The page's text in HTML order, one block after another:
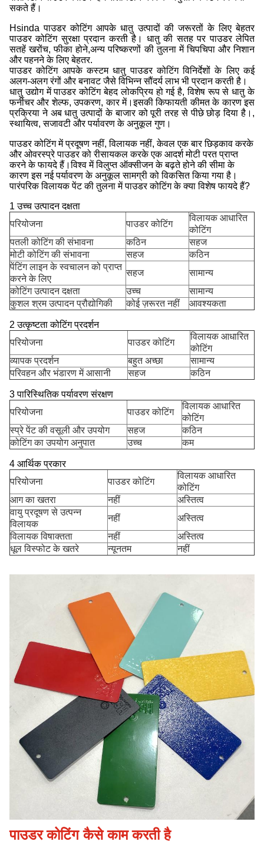
सकते हैं।
Hsinda पाउडर कोटिंग आपके धातु उत्पादों की जरूरतों के लिए बेहतर
पाउडर कोटिंग सुरक्षा प्रदान करती है। धातु की सतह पर पाउडर लेपित
सतहें खरोंच, फीका होने,अन्य परिष्करणों की तुलना में चिपचिपा और निशान
और पहनने के लिए बेहतर.
पाउडर कोटिंग आपके कस्टम धातु पाउडर कोटिंग विनिर्देशों के लिए कई
अलग-अलग रंगों और बनावट जैसे विभिन्न सौंदर्य लाभ भी प्रदान करती है।
धातु उद्योग में पाउडर कोटिंग बेहद लोकप्रिय हो गई है, विशेष रूप से धातु के
फर्नीचर और शेल्फ, उपकरण, कार में।इसकी किफायती कीमत के कारण इस
प्रक्रिया ने अब धातु उत्पादों के बाजार को पूरी तरह से पीछे छोड़ दिया है।,
स्थायित्व, सजावटी और पर्यावरण के अनुकूल गुण।
पाउडर कोटिंग में प्रदूषण नहीं, विलायक नहीं, केवल एक बार छिड़काव करके
और ओवरस्प्रे पाउडर को रीसायकल करके एक आदर्श मोटी परत प्राप्त
करने के फायदे हैं।विश्व में विलुप्त ऑक्सीजन के बढ़ते होने की सीमा के
कारण इस नई पर्यावरण के अनुकूल सामग्री को विकसित किया गया है।
पारंपरिक विलायक पेंट की तुलना में पाउडर कोटिंग के क्या विशेष फायदे हैं?
1 उच्च उत्पादन दक्षता
परियोजना
पाउडर कोटिंग
विलायक आधारित
कोटिंग
पतली कोटिंग की संभावना
कठिन
सहज
मोटी कोटिंग की संभावना
सहज
कठिन
पेंटिंग लाइन के स्वचालन को प्राप्त
करने के लिए
सहज
सामान्य
कोटिंग उत्पादन दक्षता
उच्च
सामान्य
कुशल श्रम उत्पादन प्रौद्योगिकी
कोई ज़रूरत नहीं आवश्यकता
2 उत्कृष्टता कोटिंग प्रदर्शन
परियोजना
पाउडर कोटिंग
विलायक आधारित
कोटिंग
व्यापक प्रदर्शन
बहुत अच्छा
सामान्य
परिवहन और भंडारण में आसानी
सहज कठिन
3 पारिस्थितिक पर्यावरण संरक्षण
परियोजना
पाउडर कोटिंग
विलायक आधारित
कोटिंग
स्प्रे पेंट की वसूली और उपयोग
सहज
कठिन
कोटिंग का उपयोग अनुपात
उच्च कम
4 आर्थिक प्रकार
परियोजना
पाउडर कोटिंग
विलायक आधारित
कोटिंग
आग का खतरा
नहीं
अस्तित्व
वायु प्रदूषण से उत्पन्न
विलायक
नहीं
अस्तित्व
विलायक विषाक्तता
नहीं
अस्तित्व
धूल विस्फोट के खतरे
न्यूनतम नहीं
पाउडर कोटिंग कैसे काम करती है